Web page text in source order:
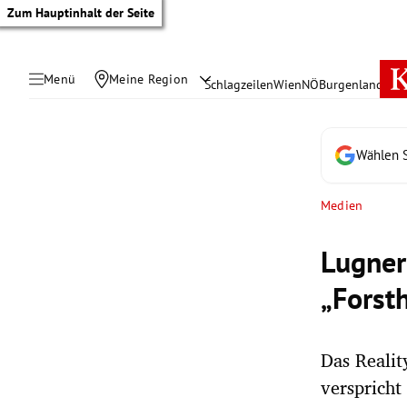
Zum Hauptinhalt der Seite
Menü Meine Region SchlagzeilenWienNÖBurgenland
Wählen
Medien
Das